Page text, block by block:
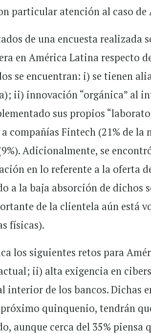
particular atención al caso de
de una encuesta realizada
en América Latina respecto
se encuentran: i) se tienen
ii) innovación “orgánica” al
sus propios
Fintech (21% de la
Adicionalmente, se
en lo referente a la oferta
a la baja absorción de dichos
de la clientela aún está
físicas).
los siguientes retos para
ii) alta exigencia en
interior de los bancos. Dichas
quinquenio, tendrán
aunque cerca del 35% piensa